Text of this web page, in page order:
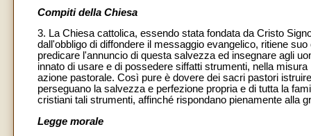
Compiti della Chiesa
3. La Chiesa cattolica, essendo stata fondata da Cristo
dall'obbligo di diffondere il messaggio evangelico, ritiene
predicare l'annuncio di questa salvezza ed insegnare agli
innato di usare e di possedere siffatti strumenti, nella
azione pastorale. Così pure è dovere dei sacri pastori
perseguano la salvezza e perfezione propria e di tutta la
cristiani tali strumenti, affinché rispondano pienamente alla
Legge morale